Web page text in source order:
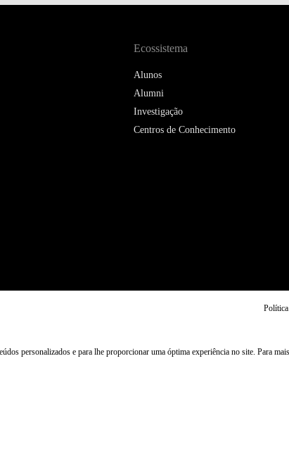
Ecossistema
Alunos
Alumni
Investigação
Centros de Conhecimento
personalizados e para lhe proporcionar uma óptima experiência no site. Para